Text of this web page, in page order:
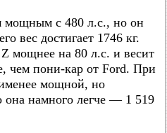
мощным с 480 л.с., но он
вес достигает 1746 кг.
мощнее на 80 л.с. и весит
чем пони-кар от Ford. При
мощной, но
она намного легче — 1 519